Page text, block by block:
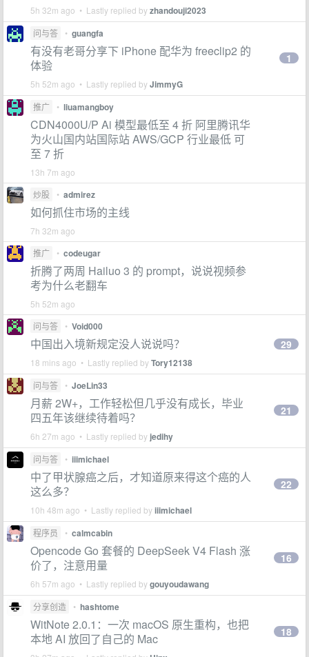
5h 32m ago • Lastly replied byzhandouji2023
问与答 • guangfa
有没有老哥分享下 iPhone 配华为 freeclip2 的
体验
5h 52m ago • Lastly replied byJimmyG
1
推广 • liuamangboy
CDN4000U/P Ai 模型最低至 4 折 阿里腾讯华
为火山国内站国际站 AWS/GCP 行业最低 可
至 7 折
13h 7m ago
炒股
• admirez
如何抓住市场的主线
7h 32m ago
推广
• codeugar
折腾了两周 Hailuo 3 的 prompt，说说视频参
考为什么老翻车
5h 52m ago
问与答
• Void000
中国出入境新规定没人说说吗？
18 mins ago • Lastly replied byTory12138
29
问与答 • JoeLin33
月薪 2W+，工作轻松但几乎没有成长，毕业
四五年该继续待着吗？
6h 27m ago • Lastly replied by jedihy
21
问与答 • iiimichael
中了甲状腺癌之后，才知道原来得这个癌的人
这么多？
10h 48m ago • Lastly replied byiiimichael
22
程序员 • calmcabin
Opencode Go 套餐的 DeepSeek V4 Flash 涨
价了，注意用量
6h 57m ago • Lastly replied bygouyoudawang
16
分享创造 • hashtome
WitNote 2.0.1：一次 macOS 原生重构，也把
本地 AI 放回了自己的 Mac
18